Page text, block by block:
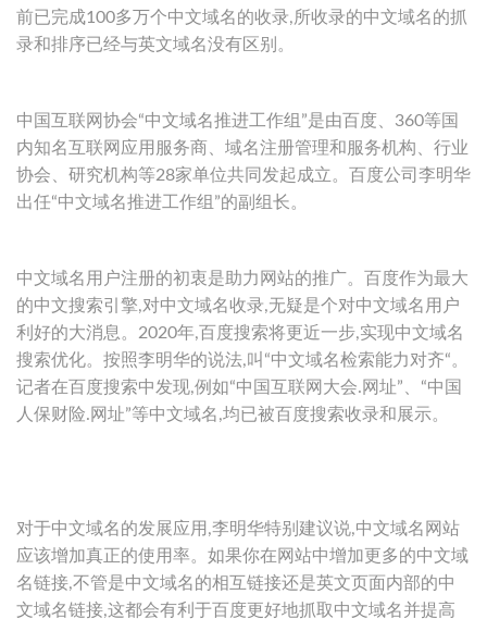
前已完成100多万个中文域名的收录,所收录的中文域名的抓
录和排序已经与英文域名没有区别。
中国互联网协会“中文域名推进工作组”是由百度、360等国
内知名互联网应用服务商、域名注册管理和服务机构、行业
协会、研究机构等28家单位共同发起成立。百度公司李明华
出任“中文域名推进工作组”的副组长。
中文域名用户注册的初衷是助力网站的推广。百度作为最大
的中文搜索引擎,对中文域名收录,无疑是个对中文域名用户
利好的大消息。2020年,百度搜索将更近一步,实现中文域名
搜索优化。按照李明华的说法,叫“中文域名检索能力对齐“。
记者在百度搜索中发现,例如“中国互联网大会.网址”、“中国
人保财险.网址”等中文域名,均已被百度搜索收录和展示。
对于中文域名的发展应用,李明华特别建议说,中文域名网站
应该增加真正的使用率。如果你在网站中增加更多的中文域
名链接,不管是中文域名的相互链接还是英文页面内部的中
文域名链接,这都会有利于百度更好地抓取中文域名并提高